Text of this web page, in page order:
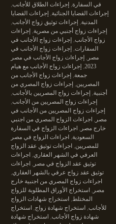
في السفارة إجراءات الطلاق للأجانب,
إجراءات القضايا الجنائية إجراءات القضايا
المدنية إجراءات توثيق زواج الأجانب,
إجراءات زواج أجنبي من مصرية إجراءات
زواج الأجانب, إجراءات زواج الأجانب في
السفارات, إجراءات زواج الأجانب في
مصر
إجراءات زواج الأجانب في مصر
2023
, إجراءات زواج الأجانب مع هيام
جمعة إجراءات زواج الأجانب من
المصريين إجراءات زواج المصري من
أجنبية إجراءات زواج المصريين بالأجانب,
إجراءات زواج المصريين من الأجانب,
إجراءات زواج المصريين من الأجانب في
مصر
اجراءات الزواج المصري من اجنبي
خارج مصر
اجراءات الزواج في السفارة
السعودية اجراءات الزواج في مصر
للمصريين اجراءات توثيق عقد الزواج
العرفي في الشهر العقاري اجراءات
توثيق عقد الزواج في مصر
اجراءات
توثيق عقد زواج عرفي بالشهر العقاري
اجراءات زواج المصري من اجنبية خارج
مصر
استخراج الأوراق المطلوبة للزواج
المختلط
استخراج شهادات الزواج
للأجانب, استخراج شهادة زواج استخراج
شهادة زواج الأجانب, استخراج شهادة